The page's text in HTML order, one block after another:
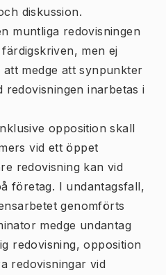
diskussion.
muntliga redovisningen
men ej
medge att synpunkter
redovisningen inarbetas i
opposition skall
vid ett öppet
redovisning kan vid
företag. I undantagsfall,
genomförts
medge undantag
redovisning, opposition
redovisningar vid